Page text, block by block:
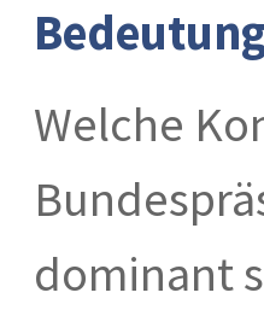
Welche
dominant